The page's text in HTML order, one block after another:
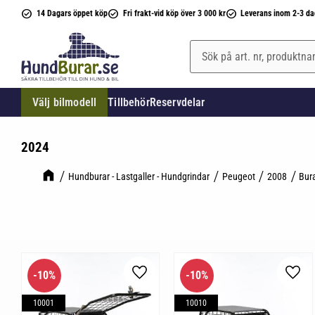
14 Dagars öppet köp Fri frakt-vid köp över 3 000 kr Leverans inom 2-3
Välj bilmodell TillbehörReservdelar
2024
Hundburar - Lastgaller - Hundgrindar Peugeot 2008
10%
10001
Lägg till i favoriter
10%
10010